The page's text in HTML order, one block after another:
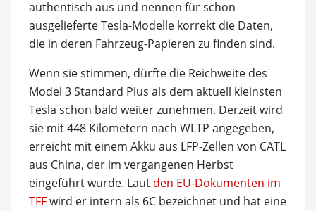
authentisch aus und nennen für schon
ausgelieferte Tesla-Modelle korrekt die Daten,
die in deren Fahrzeug-Papieren zu finden sind.
Wenn sie stimmen, dürfte die Reichweite des
Model 3 Standard Plus als dem aktuell kleinsten
Tesla schon bald weiter zunehmen. Derzeit wird
sie mit 448 Kilometern nach WLTP angegeben,
erreicht mit einem Akku aus LFP-Zellen von CATL
aus China, der im vergangenen Herbst
eingeführt wurde. Laut den EU-Dokumenten im
TFFwird er intern als 6C bezeichnet und hat eine